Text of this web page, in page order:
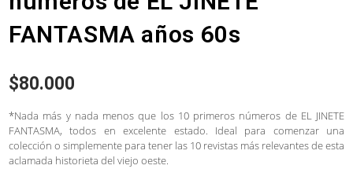
FANTASMA años 60s
$80.000
*Nada más y nada menos que los 10 primeros números de EL JINETE
FANTASMA, todos en excelente estado. Ideal para comenzar una
colección o simplemente para tener las 10 revistas más relevantes de esta
aclamada historieta del viejo oeste.